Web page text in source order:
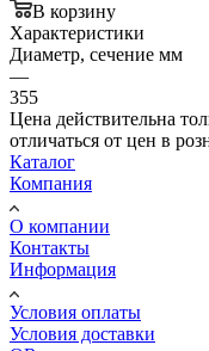
В корзину
Характеристики
Диаметр, сечение мм
—
355
Цена действительна
отличаться от цен в
Каталог
Компания
О компании
Контакты
Информация
Условия оплаты
Условия доставки